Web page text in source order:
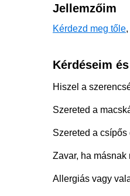
Jellemzőim
Kérdezd meg tőle
Kérdéseim
Hiszel a
Szereted a
Szereted a csípős
Zavar, ha
Allergiás vagy